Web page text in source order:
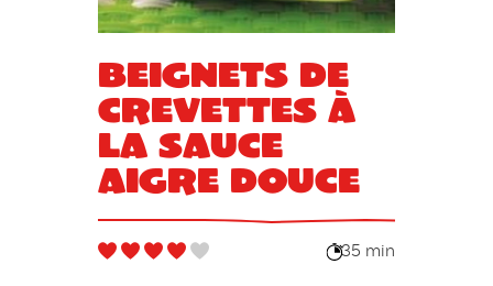
Beignets de
crevettes à
la sauce
aigre douce
35 min